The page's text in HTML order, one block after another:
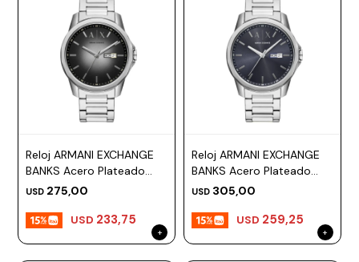
Reloj ARMANI EXCHANGE
BANKS Acero Plateado
Esfera 44mm
USD 275,00
USD 233,75
Reloj ARMANI EXCHANGE
BANKS Acero Plateado
Esfera 44mm
USD 305,00
USD 259,25